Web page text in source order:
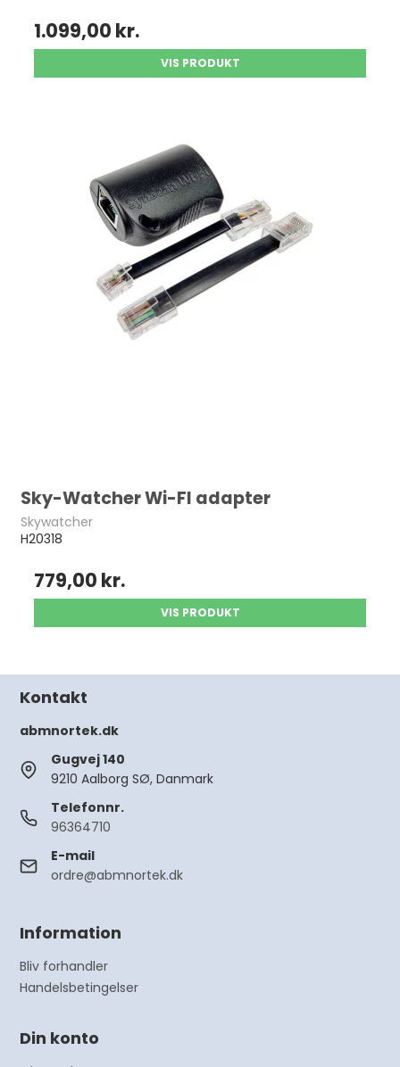
1.099,00 kr.
VIS PRODUKT
Sky-Watcher Wi-FI adapter
Skywatcher
H20318
779,00 kr.
VIS PRODUKT
Kontakt
abmnortek.dk
Gugvej 140
9210 Aalborg SØ, Danmark
Telefonnr.
96364710
E-mail
ordre@abmnortek.dk
Information
Bliv forhandler
Handelsbetingelser
Din konto